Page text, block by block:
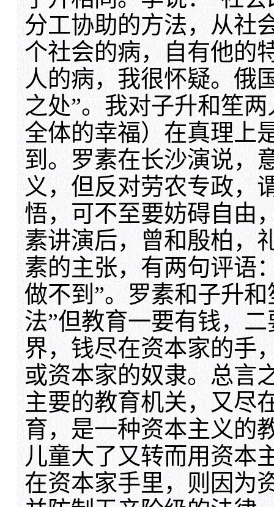
分工协助的方法，从社
个社会的病，自有他的
人的病，我很怀疑。俄
之处”。我对子升和笙
全体的幸福）在真理上
到。罗素在长沙演说，
义，但反对劳农专政，
悟，可不至要妨碍自由
素讲演后，曾和殷柏，
素的主张，有两句评语
做不到”。罗素和子升
法”但教育一要有钱，
界，钱尽在资本家的手
或资本家的奴隶。总言
主要的教育机关，又尽
育，是一种资本主义的
儿童大了又转而用资本
在资本家手里，则因为